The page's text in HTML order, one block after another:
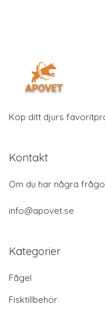
Köp ditt djurs
Kontakt
Om du har några
info@apovet.se
Kategorier
Fågel
Fisktillbehör